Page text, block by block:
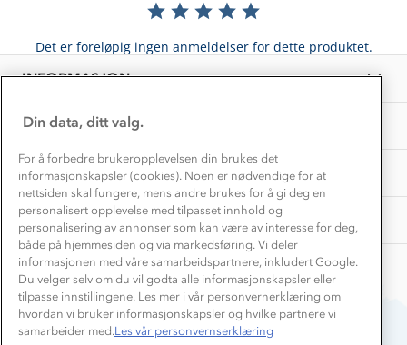
Det er foreløpig ingen anmeldelser for dette produktet.
INFORMASJON
Bedrift, barnehage og SFO
Presse
OM OSS
Samarbeide med oss?
TIPS OG RÅD
Vask og vedlikehold
EL-retur
Store størrelser
Turmat oppskrifter
Beredskap
AKTIVITETER
Få turinspirasjon og tips her⛰
Overnatte utendørs⛺
Leirskole 🥾
Barnehageansatt
Tips til hyttetur
Din data, ditt valg.
For å forbedre brukeropplevelsen din brukes det
informasjonskapsler (cookies). Noen er nødvendige for at
nettsiden skal fungere, mens andre brukes for å gi deg en
personalisert opplevelse med tilpasset innhold og
personalisering av annonser som kan være av interesse for deg,
både på hjemmesiden og via markedsføring. Vi deler
informasjonen med våre samarbeidspartnere, inkludert Google.
Du velger selv om du vil godta alle informasjonskapsler eller
tilpasse innstillingene. Les mer i vår personvernerklæring om
hvordan vi bruker informasjonskapsler og hvilke partnere vi
samarbeider med.Les vår personvernserklæring